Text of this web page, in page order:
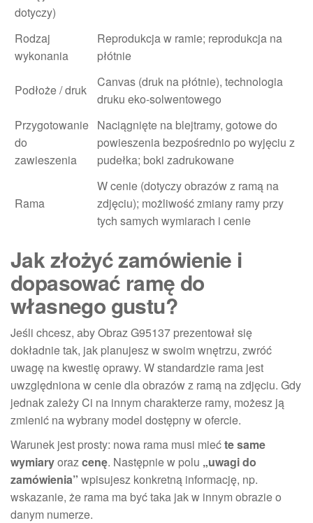
dotyczy)
Rodzaj
wykonania
Reprodukcja w ramie; reprodukcja na
płótnie
Podłoże / druk
Canvas (druk na płótnie), technologia
druku eko-solwentowego
Przygotowanie
do
zawieszenia
Naciągnięte na blejtramy, gotowe do
powieszenia bezpośrednio po wyjęciu z
pudełka; boki zadrukowane
Rama
W cenie (dotyczy obrazów z ramą na
zdjęciu); możliwość zmiany ramy przy
tych samych wymiarach i cenie
Jak złożyć zamówienie i
dopasować ramę do
własnego gustu?
Jeśli chcesz, aby Obraz G95137 prezentował się
dokładnie tak, jak planujesz w swoim wnętrzu, zwróć
uwagę na kwestię oprawy. W standardzie rama jest
uwzględniona w cenie dla obrazów z ramą na zdjęciu. Gdy
jednak zależy Ci na innym charakterze ramy, możesz ją
zmienić na wybrany model dostępny w ofercie.
Warunek jest prosty: nowa rama musi miećte same
wymiaryorazcenę. Następnie w polu „uwagi do
zamówienia” wpisujesz konkretną informację, np.
wskazanie, że rama ma być taka jak w innym obrazie o
danym numerze.